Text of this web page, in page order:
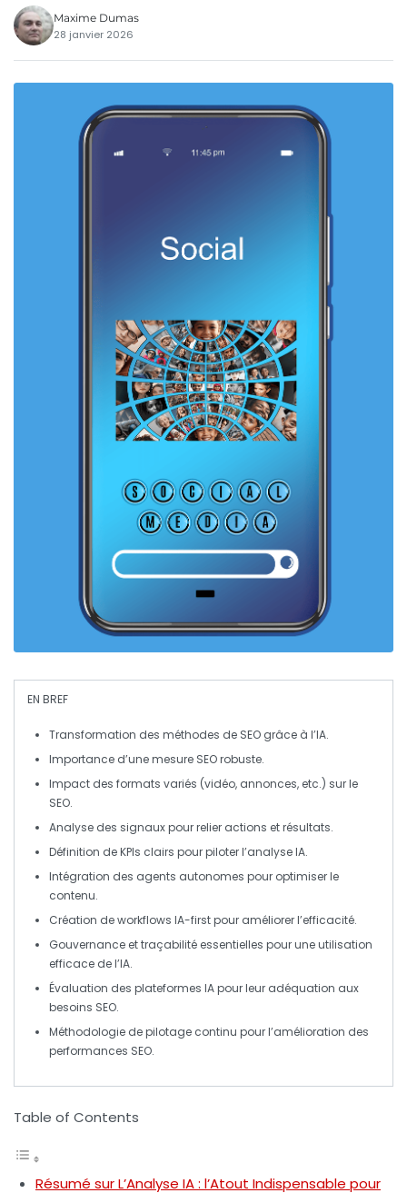
Maxime Dumas
28 janvier 2026
EN BREF
Transformation des méthodes de SEO grâce à l’IA.
Importance d’unemesure SEOrobuste.
Impact des formats variés (vidéo, annonces, etc.) sur le
SEO.
Analyse des signauxpour relier actions et résultats.
Définition deKPIs clairs pour piloter l’analyse IA.
Intégration des agents autonomes pour optimiser le
contenu.
Création deworkflows IA-firstpour améliorer l’efficacité.
Gouvernance ettraçabilité essentielles pour une utilisation
efficace de l’IA.
Évaluation des plateformes IApour leur adéquation aux
besoins SEO.
Méthodologie depilotage continu pour l’amélioration des
performances SEO.
Table of Contents
Résumé sur L’Analyse IA : l’Atout Indispensable pour